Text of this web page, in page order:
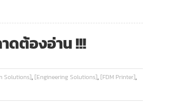
ดต้องอ่าน !!!
Solutions],[Engineering Solutions],[FDM Printer],